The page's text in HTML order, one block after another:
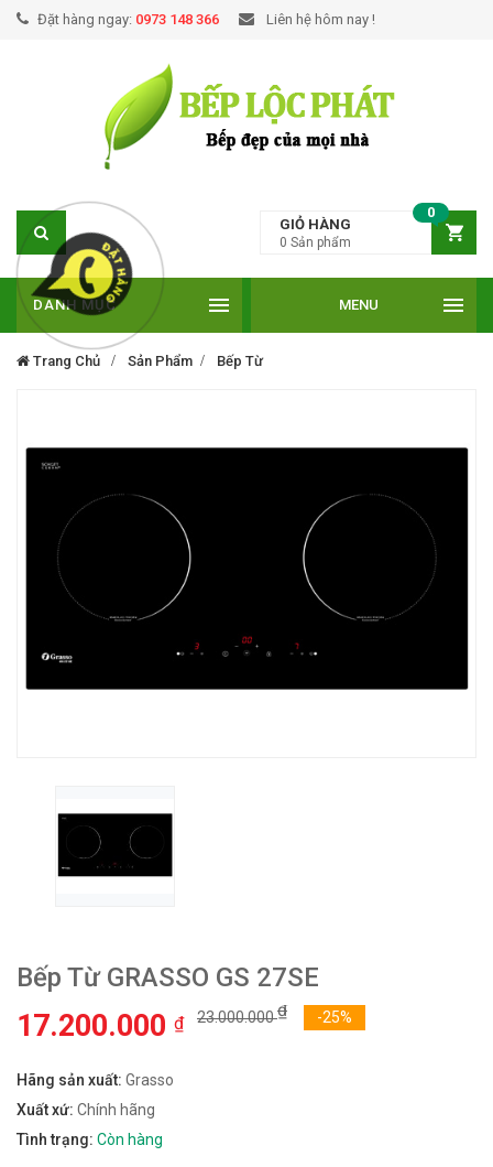
Đặt hàng ngay: 0973 148 366 Liên hệ hôm nay !
GIỎ HÀNG
0
0 Sản phẩm
DANH MỤC MENU
Trang Chủ Sản Phẩm Bếp Từ
Bếp Từ GRASSO GS 27SE
17.200.000 ₫ 23.000.000₫ -25%
Hãng sản xuất: Grasso
Xuất xứ: Chính hãng
Tình trạng: Còn hàng